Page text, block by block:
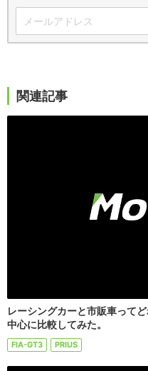
関連記事
レーシングカーと市販車って
中心に比較してみた。
FIA-GT3 PRIUS